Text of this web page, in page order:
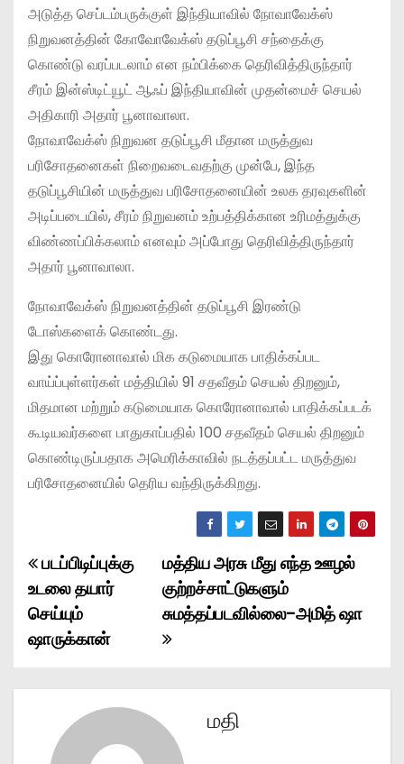
அடுத்த செப்டம்பருக்குள் இந்தியாவில் நோவாவேக்ஸ்
நிறுவனத்தின் கோவோவேக்ஸ் தடுப்பூசி சந்தைக்கு
கொண்டு வரப்படலாம் என நம்பிக்கை தெரிவித்திருந்தார்
சீரம் இன்ஸ்டிட்யூட் ஆஃப் இந்தியாவின் முதன்மைச் செயல்
அதிகாரி அதார் பூனாவாலா.
நோவாவேக்ஸ் நிறுவன தடுப்பூசி மீதான மருத்துவ
பரிசோதனைகள் நிறைவடைவதற்கு முன்பே, இந்த
தடுப்பூசியின் மருத்துவ பரிசோதனையின் உலக தரவுகளின்
அடிப்படையில், சீரம் நிறுவனம் உற்பத்திக்கான உரிமத்துக்கு
விண்ணப்பிக்கலாம் எனவும் அப்போது தெரிவித்திருந்தார்
அதார் பூனாவாலா.
நோவாவேக்ஸ் நிறுவனத்தின் தடுப்பூசி இரண்டு
டோஸ்களைக் கொண்டது.
இது கொரோனாவால் மிக கடுமையாக பாதிக்கப்பட
வாய்ப்புள்ளர்கள் மத்தியில் 91 சதவீதம் செயல் திறனும்,
மிதமான மற்றும் கடுமையாக கொரோனாவால் பாதிக்கப்படக்
கூடியவர்களை பாதுகாப்பதில் 100 சதவீதம் செயல் திறனும்
கொண்டிருப்பதாக அமெரிக்காவில் நடத்தப்பட்ட மருத்துவ
பரிசோதனையில் தெரிய வந்திருக்கிறது.
P
o
s
t
மத்திய அரசு மீது எந்த ஊழல்
குற்றச்சாட்டுகளும்
சுமத்தப்படவில்லை-அமித் ஷா
படப்பிடிப்புக்கு
உடலை தயார்
செய்யும்
ஷாருக்கான்
மதி